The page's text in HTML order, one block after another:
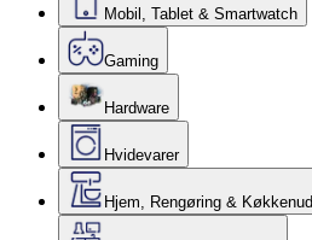
Mobil, Tablet & Smartwatch
Gaming
Hardware
Hvidevarer
Hjem, Rengøring &